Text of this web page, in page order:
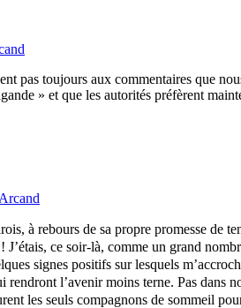
pas toujours aux commentaires que
» et que les autorités préfèrent
à rebours de sa propre promesse de
ce soir-là, comme un grand
signes positifs sur lesquels
l’avenir moins terne. Pas
les seuls compagnons de sommeil